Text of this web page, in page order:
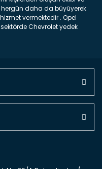
daha da büyüyerek
vermektedir . Opel
sektörde Chevrolet yedek
Romeo yedek parça
dört bir yanına
aşağıda belirttiğimiz